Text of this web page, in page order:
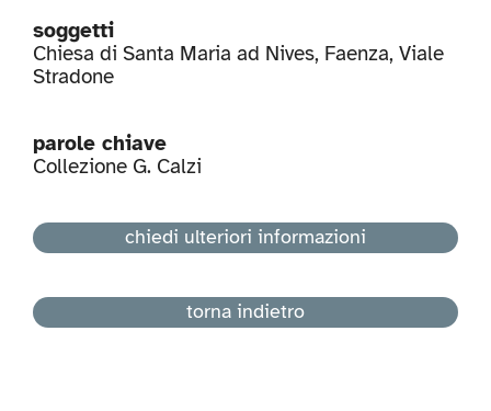
soggetti
Chiesa di Santa Maria ad Nives, Faenza, Viale
Stradone
parole chiave
Collezione G. Calzi
chiedi ulteriori informazioni
torna indietro